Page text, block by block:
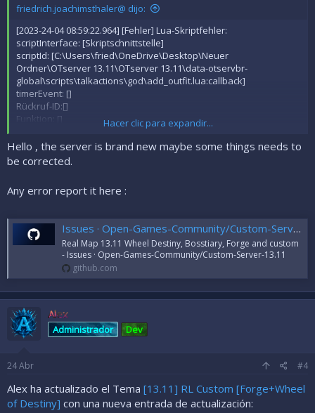
friedrich.joachimsthaler@ dijo:
[2023-24-04 08:59:22.964] [Fehler] Lua-Skriptfehler:
scriptInterface: [Skriptschnittstelle]
scriptId: [C:\Users\fried\OneDrive\Desktop\Neuer
Ordner\OTserver 13.11\OTserver 13.11\data-otservbr-
global\scripts\talkactions\god\add_outfit.lua:callback]
timerEvent: []
Rückruf-ID:[]
Funktion: []
global\scripts\talkactions\god\add_outfit.lua:29: Versuch, lokalen
'lookType' zu verketten (ein Nullwert)
Stacktraceback:
...a-otservbr-global\scripts\talkactions\god\add_outfit.lua:29: in
global\scripts\talkactions\god\add_outfit.lua:11>]
Hacer clic para expandir...
Hello , the server is brand new maybe some things needs to
be corrected.
Any error report it here :
Issues · Open-Games-Community/Custom-Server-13.11
Real Map 13.11 Wheel Destiny, Bosstiary, Forge and custom
- Issues · Open-Games-Community/Custom-Server-13.11
github.com
Alex
Administrador Dev
24Abr #4
Alex ha actualizado el Tema [13.11] RL Custom [Forge+Wheel
of Destiny] con una nueva entrada de actualización: